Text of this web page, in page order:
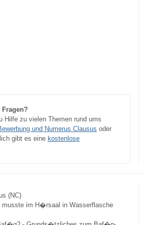
Fragen?
Hilfe zu vielen Themen rund ums
und Numerus Clausus oder
gibt es eine kostenlose
(NC)
musste im H�rsaal in Wasserflasche